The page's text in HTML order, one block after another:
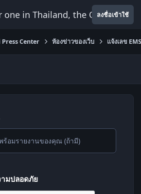
one in Thailand, the Onlyลงชื่อเข้าใช้
Press Center ห้องข่าวของเว็บ แจ้งเลข
ร้อมรายงานของคุณ (ถ้ามี)
มปลอดภัย